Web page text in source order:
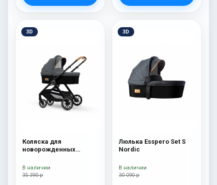
3D
Коляска для
новорожденных
35 390 р
В наличии
3D
Люлька Esspero Set S
Nordic
30 090 р
В наличии